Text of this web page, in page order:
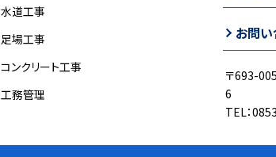
水道工事
足場工事
コンクリート工事
工務管理
お問
〒693-
6
TEL：